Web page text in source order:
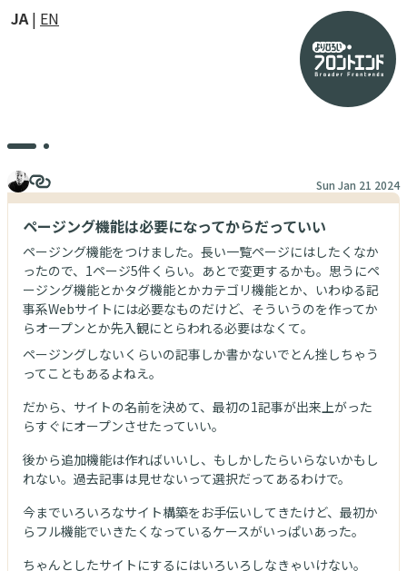
JA EN
Sun Jan 21 2024
ページング機能は必要になってからだっていい
ページング機能をつけました。長い一覧ページにはしたくなか
ったので、1ページ5件くらい。あとで変更するかも。思うにペ
ージング機能とかタグ機能とかカテゴリ機能とか、いわゆる記
事系Webサイトには必要なものだけど、そういうのを作ってか
らオープンとか先入観にとらわれる必要はなくて。
ページングしないくらいの記事しか書かないでとん挫しちゃう
ってこともあるよねえ。
だから、サイトの名前を決めて、最初の1記事が出来上がった
らすぐにオープンさせたっていい。
後から追加機能は作ればいいし、もしかしたらいらないかもし
れない。過去記事は見せないって選択だってあるわけで。
今までいろいろなサイト構築をお手伝いしてきたけど、最初か
らフル機能でいきたくなっているケースがいっぱいあった。
ちゃんとしたサイトにするにはいろいろしなきゃいけない。